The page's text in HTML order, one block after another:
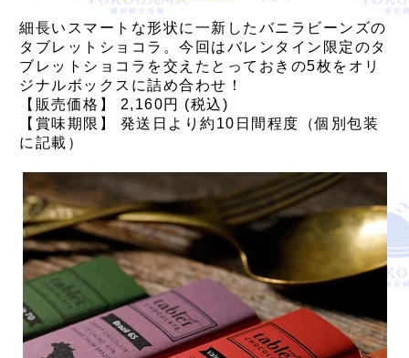
細長いスマートな形状に一新したバニラビーンズの
タブレットショコラ。今回はバレンタイン限定のタ
ブレットショコラを交えたとっておきの5枚をオリ
ジナルボックスに詰め合わせ！
【販売価格】 2,160円 (税込)
【賞味期限】 発送日より約10日間程度（個別包装
に記載）